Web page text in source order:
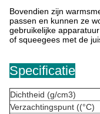
Bovendien zijn
passen en kunnen ze
gebruikelijke
of squeegees met de
Specificatie
Dichtheid (g/cm3)
Verzachtingspunt ((°C)